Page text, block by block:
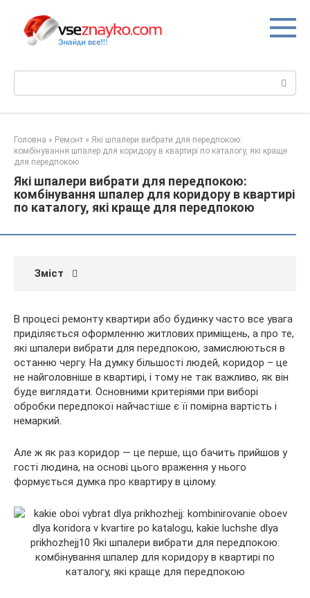
вмісту
Головна » Ремонт » Які шпалери вибрати для передпокою:
комбінування шпалер для коридору в квартирі по каталогу, які краще
для передпокою
Які шпалери вибрати для передпокою:
комбінування шпалер для коридору в квартирі
по каталогу, які краще для передпокою
Зміст
В процесі ремонту квартири або будинку часто все увага
приділяється оформленню житлових приміщень, а про те,
які шпалери вибрати для передпокою, замислюються в
останню чергу. На думку більшості людей, коридор – це
не найголовніше в квартирі, і тому не так важливо, як він
буде виглядати. Основними критеріями при виборі
обробки передпокої найчастіше є її помірна вартість і
немаркий.
Але ж як раз коридор — це перше, що бачить прийшов у
гості людина, на основі цього враження у нього
формується думка про квартиру в цілому.